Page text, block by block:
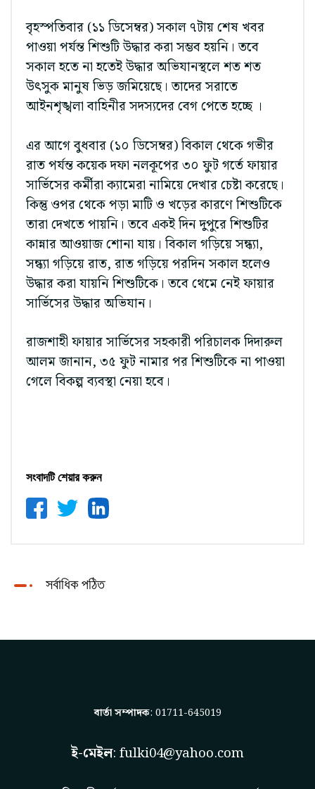
বৃহস্পতিবার (১১ ডিসেম্বর) সকাল ৭টায় শেষ খবর
পাওয়া পর্যন্ত শিশুটি উদ্ধার করা সম্ভব হয়নি। তবে
সকাল হতে না হতেই উদ্ধার অভিযানস্থলে শত শত
উৎসুক মানুষ ভিড় জমিয়েছে। তাদের সরাতে
আইনশৃঙ্খলা বাহিনীর সদস্যদের বেগ পেতে হচ্ছে ।
এর আগে বুধবার (১০ ডিসেম্বর) বিকাল থেকে গভীর
রাত পর্যন্ত কয়েক দফা নলকূপের ৩০ ফুট গর্তে ফায়ার
সার্ভিসের কর্মীরা ক্যামেরা নামিয়ে দেখার চেষ্টা করেছে।
কিন্তু ওপর থেকে পড়া মাটি ও খড়ের কারণে শিশুটিকে
তারা দেখতে পায়নি। তবে একই দিন দুপুরে শিশুটির
কান্নার আওয়াজ শোনা যায়। বিকাল গড়িয়ে সন্ধ্যা,
সন্ধ্যা গড়িয়ে রাত, রাত গড়িয়ে পরদিন সকাল হলেও
উদ্ধার করা যায়নি শিশুটিকে। তবে থেমে নেই ফায়ার
সার্ভিসের উদ্ধার অভিযান।
রাজশাহী ফায়ার সার্ভিসের সহকারী পরিচালক দিদারুল
আলম জানান, ৩৫ ফুট নামার পর শিশুটিকে না পাওয়া
গেলে বিকল্প ব্যবস্থা নেয়া হবে।
সংবাদটি শেয়ার করুন
সর্বাধিক পঠিত
বার্তা সম্পাদক: 01711-645019
ই-মেইল: fulki04@yahoo.com